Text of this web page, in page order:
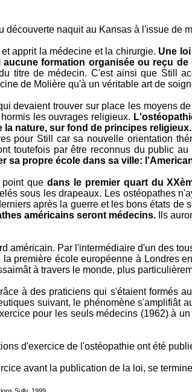
découverte naquit au Kansas à l'issue
apprit la médecine et la chirurgie. Une
formation organisée ou reçu de
titre de médecin. C'est ainsi que Still
de Molière qu'à un véritable art de
devaient trouver sur place les moyens
les ouvrages religieux.
la nature, sur fond de principes religieux.
pour Still car sa nouvelle orientation
toutefois par être reconnus du public
sa propre école dans sa ville:
que dans le premier quart du
sous les drapeaux. Les ostéopathes
après la guerre et les bons états
américains seront médecins. Ils
américain. Par l'intermédiaire d'un des
première école européenne à Londres
à travers le monde, plus
à des praticiens qui s'étaient formés
suivant, le phénomène
pour les seuls médecins (1962) à
d'exercice de l'ostéopathie ont été
avant la publication de la loi, se